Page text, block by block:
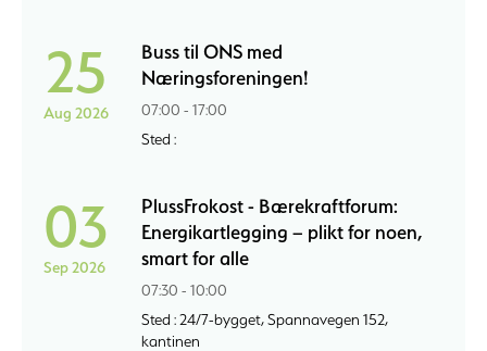
25
Aug 2026
Buss til ONS med
Næringsforeningen!
07:00 - 17:00
Sted :
03
Sep 2026
PlussFrokost - Bærekraftforum:
Energikartlegging – plikt for noen,
smart for alle
07:30 - 10:00
Sted : 24/7-bygget, Spannavegen 152,
kantinen